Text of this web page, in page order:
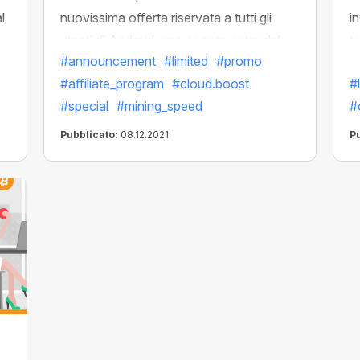
nuovissima offerta riservata a tutti gli
utenti di Android: uno sconto extra del
30% su tutti i moltiplicatori Cloud.Boost!
Per attivare lo sconto basta seguire il link
ed acquistare qualsiasi boost al nostro
prezzo speciale!
#announcement #limited #promo
#affiliate_program #cloud.boost
#special #mining_speed
Pubblicato: 08.12.2021